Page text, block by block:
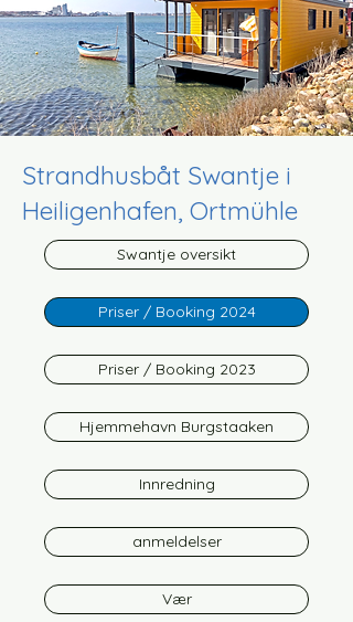
Strandhusbåt Swantje i
Heiligenhafen, Ortmühle
Swantje oversikt
Priser / Booking 2024
Priser / Booking 2023
Hjemmehavn Burgstaaken
Innredning
anmeldelser
Vær